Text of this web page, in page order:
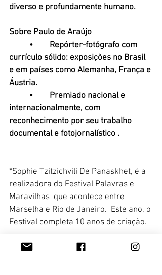
diverso e profundamente humano.
Sobre Paulo de Araújo
currículo sólido: exposições no Brasil
e em países como Alemanha, França e
Áustria.
internacionalmente, com
reconhecimento por seu trabalho
documental e fotojornalístico .
*Sophie Tzitzichvili De Panaskhet, é a
realizadora do Festival Palavras e
Maravilhas  que acontece entre
Marselha e Rio de Janeiro.  Este ano, o
Festival completa 10 anos de criação.
Rô Wolfl/Alemanha